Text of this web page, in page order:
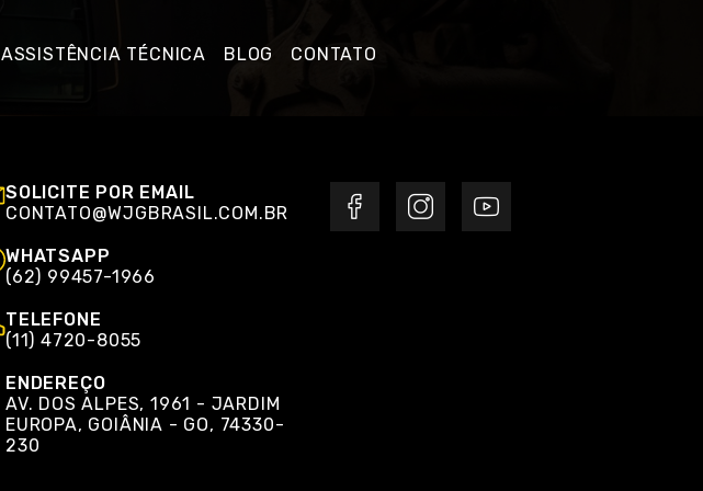
ASSISTÊNCIA TÉCNICA BLOG CONTATO
SOLICITE POR EMAIL
CONTATO@WJGBRASIL.COM.BR
WHATSAPP
(62) 99457-1966
TELEFONE
(11) 4720-8055
ENDEREÇO
AV. DOS ALPES, 1961 - JARDIM
EUROPA, GOIÂNIA - GO, 74330-
230